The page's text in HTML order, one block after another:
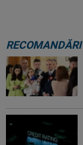
RECOMANDĂRI